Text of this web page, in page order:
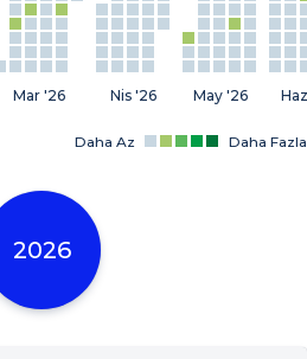
Mar '26 Nis '26 May '26
Daha Az Daha Fazla
2026